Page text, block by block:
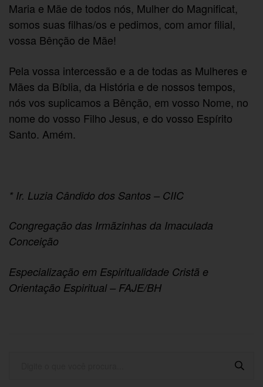
Maria e Mãe de todos nós, Mulher do Magnificat,
somos suas filhas/os e pedimos, com amor filial,
vossa Bênção de Mãe!
Pela vossa intercessão e a de todas as Mulheres e
Mães da Bíblia, da História e de nossos tempos,
nós vos suplicamos a Bênção, em vosso Nome, no
nome do vosso Filho Jesus, e do vosso Espírito
Santo. Amém.
* Ir. Luzia Cândido dos Santos – CIIC
Congregação das Irmãzinhas da Imaculada
Conceição
Especialização em Espiritualidade Cristã e
Orientação Espiritual – FAJE/BH